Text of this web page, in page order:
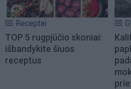
Receptai
TOP 5 rugpjūčio skoniai:
išbandykite šiuos
receptus